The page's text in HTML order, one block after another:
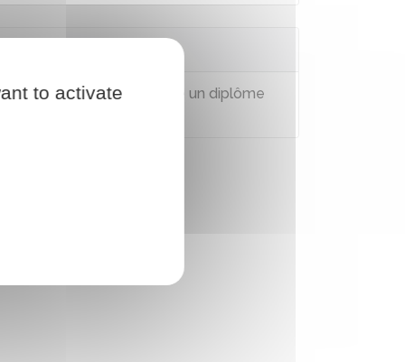
Comment faire reconnaître un diplôme
to activate